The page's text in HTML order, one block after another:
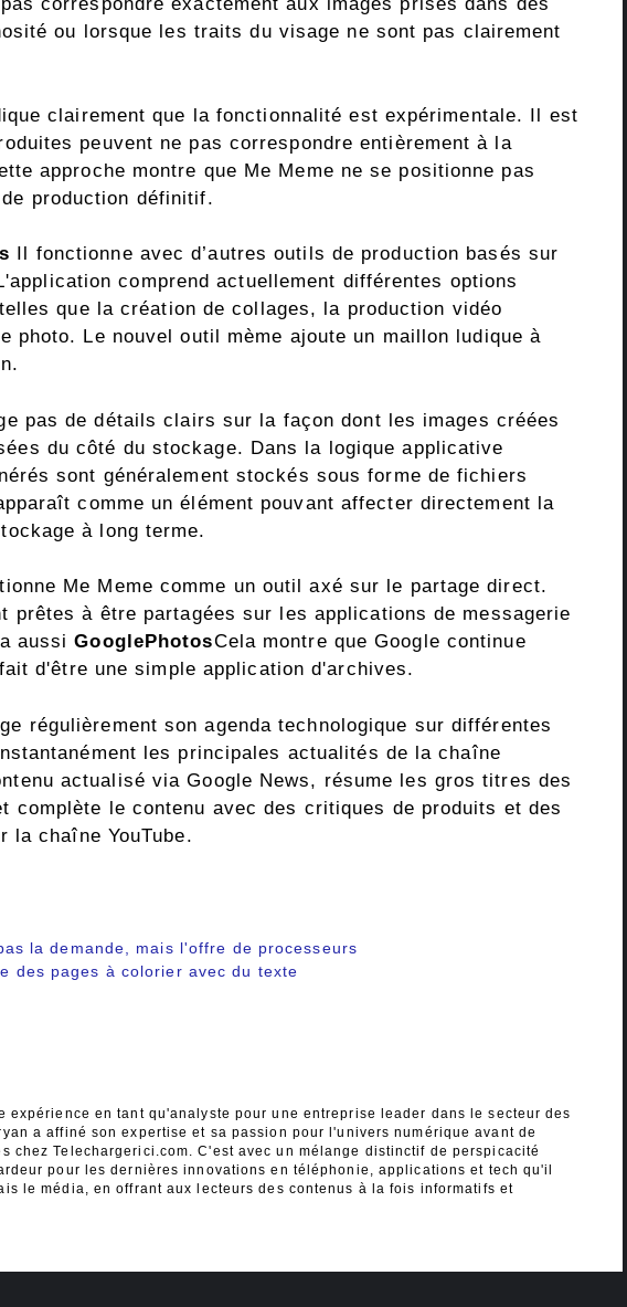
correspondre exactement aux images prises dans des
ou lorsque les traits du visage ne sont pas clairement
clairement que la fonctionnalité est expérimentale. Il est
peuvent ne pas correspondre entièrement à la
approche montre que Me Meme ne se positionne pas
production définitif.
Il fonctionne avec d’autres outils de production basés sur
comprend actuellement différentes options
que la création de collages, la production vidéo
photo. Le nouvel outil mème ajoute un maillon ludique à
pas de détails clairs sur la façon dont les images créées
du côté du stockage. Dans la logique applicative
sont généralement stockés sous forme de fichiers
comme un élément pouvant affecter directement la
à long terme.
Me Meme comme un outil axé sur le partage direct.
prêtes à être partagées sur les applications de messagerie
aussiGooglePhotosCela montre que Google continue
d'être une simple application d'archives.
régulièrement son agenda technologique sur différentes
les principales actualités de la chaîne
actualisé via Google News, résume les gros titres des
complète le contenu avec des critiques de produits et des
la chaîne YouTube.
la demande, mais l'offre de processeurs
des pages à colorier avec du texte
expérience en tant qu'analyste pour une entreprise leader dans le secteur des
a affiné son expertise et sa passion pour l'univers numérique avant de
chez Telechargerici.com. C'est avec un mélange distinctif de perspicacité
pour les dernières innovations en téléphonie, applications et tech qu'il
le média, en offrant aux lecteurs des contenus à la fois informatifs et